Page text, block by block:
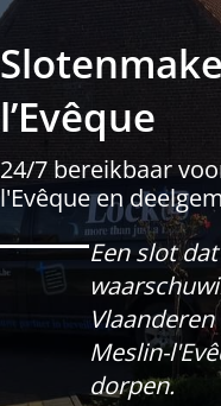
l’Evêque
24/7 bereikbaar
l'Evêque en
Een slot
Meslin-
dorpen.